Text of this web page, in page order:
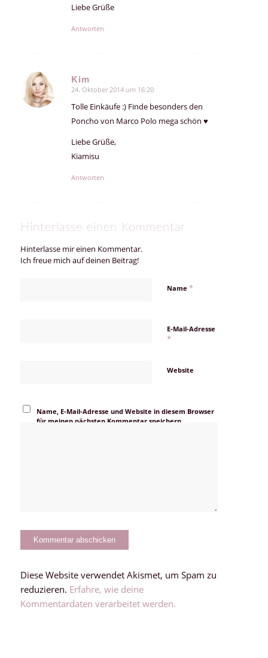
Liebe Grüße
Antworten
Kim
sagte:
24. Oktober 2014 um 16:20
Tolle Einkäufe :) Finde besonders den
Poncho von Marco Polo mega schön ♥
Liebe Grüße,
Kiamisu
Antworten
Hinterlasse einen Kommentar
Hinterlasse mir einen Kommentar.
Ich freue mich auf deinen Beitrag!
Name *
E-Mail-Adresse
*
Website
Name, E-Mail-Adresse und Website in diesem Browser
für meinen nächsten Kommentar speichern.
Diese Website verwendet Akismet, um Spam zu
reduzieren. Erfahre, wie deine
Kommentardaten verarbeitet werden.